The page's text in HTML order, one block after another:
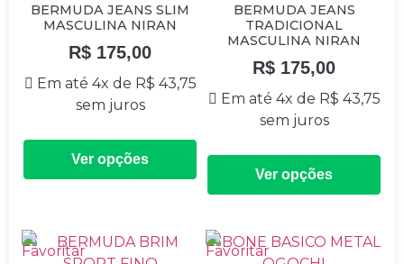
BERMUDA JEANS SLIM
MASCULINA NIRAN
R$ 175,00
Em até 4x de R$ 43,75
sem juros
Ver opções
BERMUDA JEANS
TRADICIONAL
MASCULINA NIRAN
R$ 175,00
Em até 4x de R$ 43,75
sem juros
Ver opções